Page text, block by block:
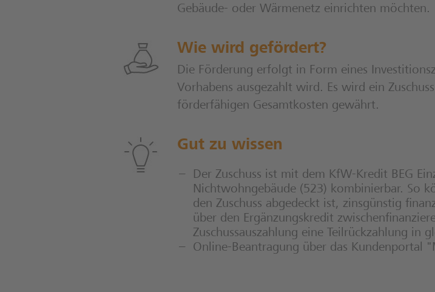
Gebäude- oder Wärmenetz einrichten möchten.
Wie wird gefördert?
Die Förderung erfolgt in Form eines
Vorhabens ausgezahlt wird. Es wird ein
förderfähigen Gesamtkosten gewährt.
Gut zu wissen
Der Zuschuss ist mit dem KfW-Kredit BEG
Nichtwohngebäude (523) kombinierbar. So
den Zuschuss abgedeckt ist, zinsgünstig
über den Ergänzungskredit
Zuschussauszahlung eine Teil­rück­zahlung in
Online-Beantragung über das Kundenportal